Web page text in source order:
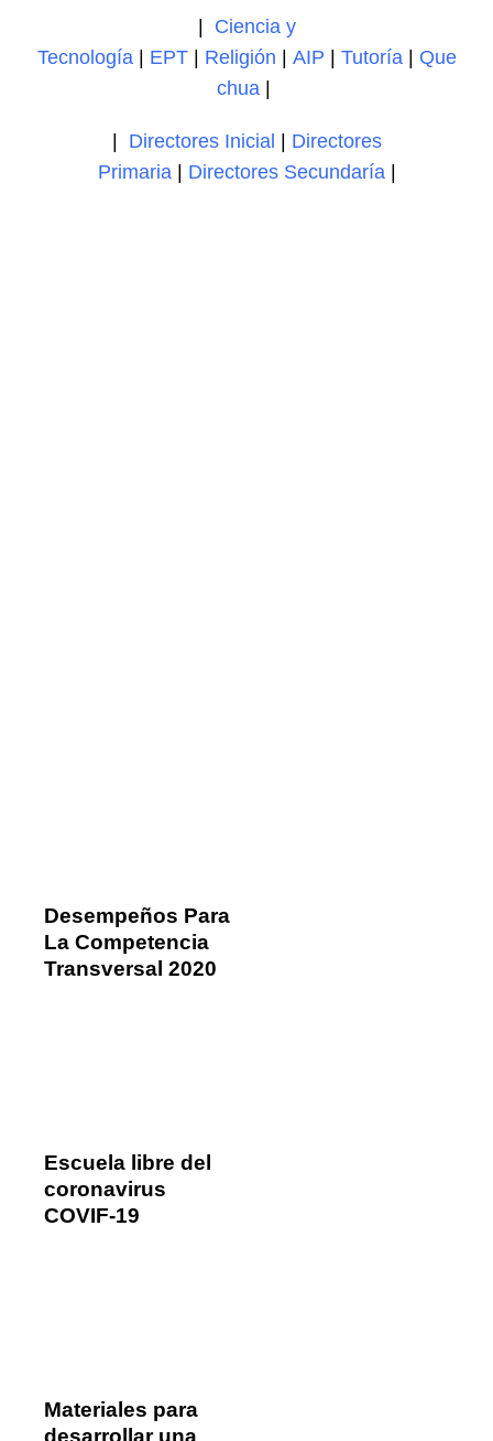
Ciencia y
Tecnología| EPT| Religión AIP Tutoría| Que
chua
Directores Inicial
Directores
Primaria| Directores Secundaría|
Desempeños Para
La Competencia
Transversal 2020
Escuela libre del
coronavirus
COVIF-19
Materiales para
desarrollar una